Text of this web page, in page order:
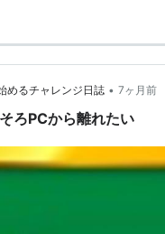
めるチャレンジ日誌 • 7ヶ月前
ろPCから離れたい